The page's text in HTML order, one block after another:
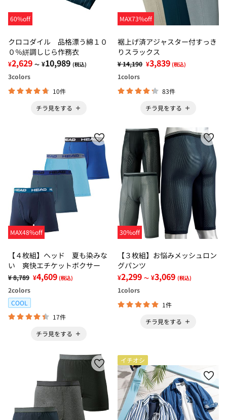
60%off
クロコダイル 品格漂う綿１０
０％絣調しじら作務衣
¥2,629 ～ ¥10,989 (税込)
3colors
10件
チラ見をする
MAX73%off
裾上げ済アジャスター付すっき
りスラックス
¥ 14,190 ¥3,839 (税込)
1colors
83件
チラ見をする
MAX48%off
【４枚組】ヘッド 夏も染みな
い 爽快エチケットボクサー
¥ 8,789 ¥4,609 (税込)
2colors
COOL
17件
チラ見をする
30%off
【３枚組】お悩みメッシュロン
グパンツ
¥2,299 ～ ¥3,069 (税込)
1colors
1件
チラ見をする
イチオシ